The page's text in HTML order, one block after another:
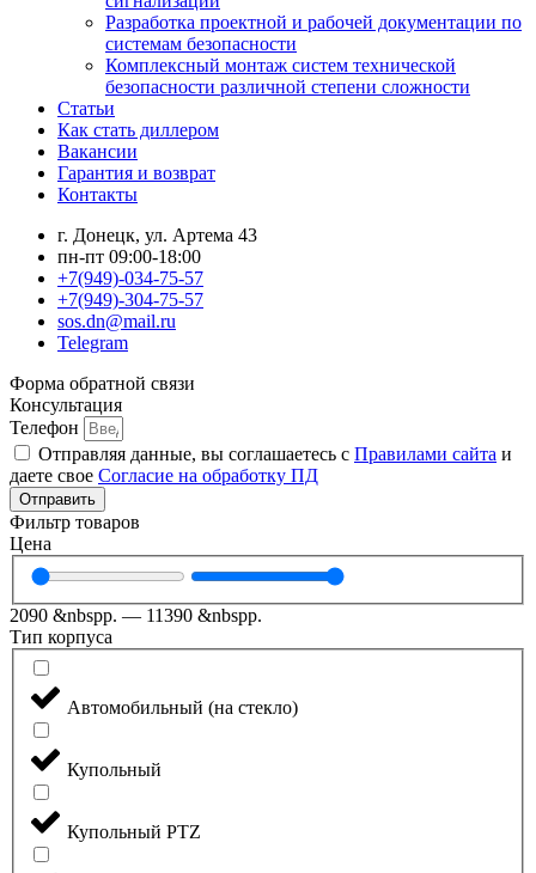
Разработка проектной и рабочей документации по
системам безопасности
Комплексный монтаж систем технической
безопасности различной степени сложности
Статьи
Как стать диллером
Вакансии
Гарантия и возврат
Контакты
г. Донецк, ул. Артема 43
пн-пт 09:00-18:00
+7(949)-034-75-57
+7(949)-304-75-57
sos.dn@mail.ru
Telegram
Форма обратной связи
Консультация
Телефон
Отправляя данные, вы соглашаетесь с Правилами сайта и
даете свое Согласие на обработку ПД
Отправить
Фильтр товаров
Цена
2090 &nbspр. — 11390 &nbspр.
Тип корпуса
Автомобильный (на стекло)
Купольный
Купольный PTZ